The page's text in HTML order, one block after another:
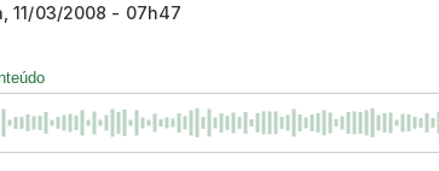
11/03/2008 - 07h47